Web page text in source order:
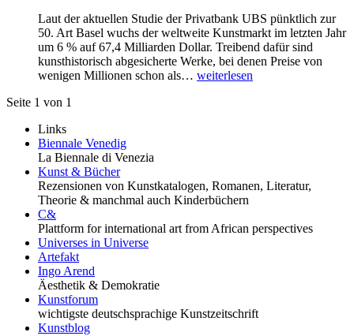
Laut der aktuellen Studie der Privatbank UBS pünktlich zur
50. Art Basel wuchs der weltweite Kunstmarkt im letzten Jahr
um 6 % auf 67,4 Milliarden Dollar. Treibend dafür sind
kunsthistorisch abgesicherte Werke, bei denen Preise von
wenigen Millionen schon als… weiterlesen
Seite 1 von 1
Links
Biennale Venedig
La Biennale di Venezia
Kunst & Bücher
Rezensionen von Kunstkatalogen, Romanen, Literatur,
Theorie & manchmal auch Kinderbüchern
C&
Plattform for international art from African perspectives
Universes in Universe
Artefakt
Ingo Arend
Äesthetik & Demokratie
Kunstforum
wichtigste deutschsprachige Kunstzeitschrift
Kunstblog